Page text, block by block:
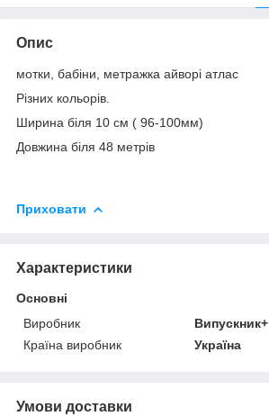
Опис
мотки, бабіни, метражка айворі атлас
Різних кольорів.
Ширина біля 10 см ( 96-100мм)
Довжина біля 48 метрів
Приховати
Характеристики
Основні
Виробник
Випускник+
Країна виробник
Україна
Умови доставки